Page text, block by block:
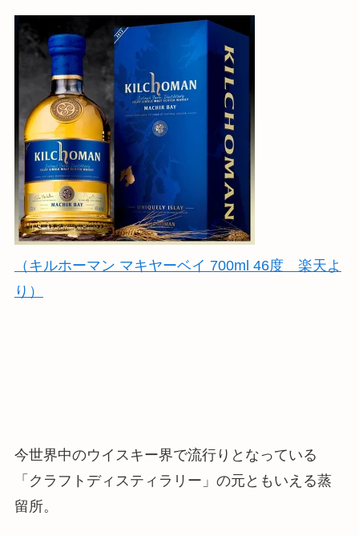
（キルホーマン マキヤーベイ 700ml 46度 楽天よ
り）
今世界中のウイスキー界で流行りとなっている
「クラフトディスティラリー」の元ともいえる蒸
留所。